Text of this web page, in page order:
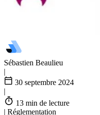
Sébastien Beaulieu
|
30 septembre 2024
|
13 min de lecture
| Réglementation